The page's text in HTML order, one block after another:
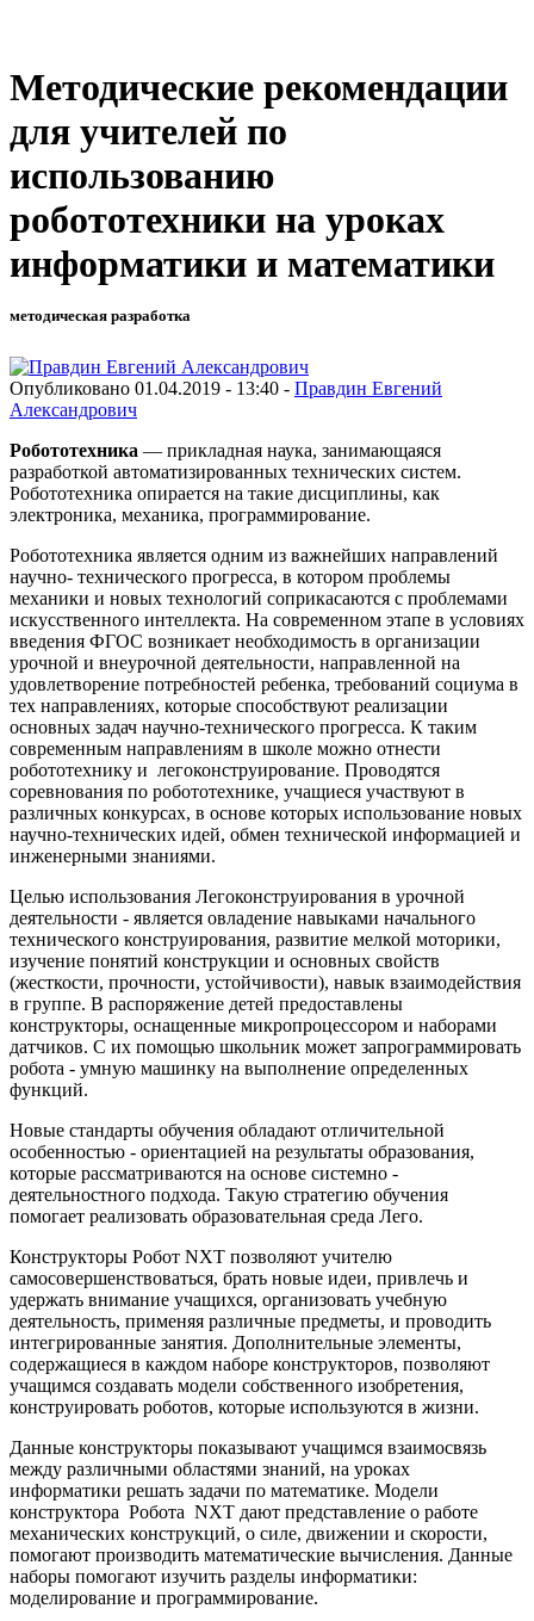
Методические рекомендации
для учителей по
использованию
робототехники на уроках
информатики и математики
методическая разработка
Опубликовано 01.04.2019 - 13:40 - Правдин Евгений
Александрович
Робототехника — прикладная наука, занимающаяся
разработкой автоматизированных технических систем.
Робототехника опирается на такие дисциплины, как
электроника, механика, программирование.
Робототехника является одним из важнейших направлений
научно- технического прогресса, в котором проблемы
механики и новых технологий соприкасаются с проблемами
искусственного интеллекта. На современном этапе в условиях
введения ФГОС возникает необходимость в организации
урочной и внеурочной деятельности, направленной на
удовлетворение потребностей ребенка, требований социума в
тех направлениях, которые способствуют реализации
основных задач научно-технического прогресса. К таким
современным направлениям в школе можно отнести
робототехнику и легоконструирование. Проводятся
соревнования по робототехнике, учащиеся участвуют в
различных конкурсах, в основе которых использование новых
научно-технических идей, обмен технической информацией и
инженерными знаниями.
Целью использования Легоконструирования в урочной
деятельности - является овладение навыками начального
технического конструирования, развитие мелкой моторики,
изучение понятий конструкции и основных свойств
(жесткости, прочности, устойчивости), навык взаимодействия
в группе. В распоряжение детей предоставлены
конструкторы, оснащенные микропроцессором и наборами
датчиков. С их помощью школьник может запрограммировать
робота - умную машинку на выполнение определенных
функций.
Новые стандарты обучения обладают отличительной
особенностью - ориентацией на результаты образования,
которые рассматриваются на основе системно -
деятельностного подхода. Такую стратегию обучения
помогает реализовать образовательная среда Лего.
Конструкторы Робот NXT позволяют учителю
самосовершенствоваться, брать новые идеи, привлечь и
удержать внимание учащихся, организовать учебную
деятельность, применяя различные предметы, и проводить
интегрированные занятия. Дополнительные элементы,
содержащиеся в каждом наборе конструкторов, позволяют
учащимся создавать модели собственного изобретения,
конструировать роботов, которые используются в жизни.
Данные конструкторы показывают учащимся взаимосвязь
между различными областями знаний, на уроках
информатики решать задачи по математике. Модели
конструктора Робота NXT дают представление о работе
механических конструкций, о силе, движении и скорости,
помогают производить математические вычисления. Данные
наборы помогают изучить разделы информатики:
моделирование и программирование.